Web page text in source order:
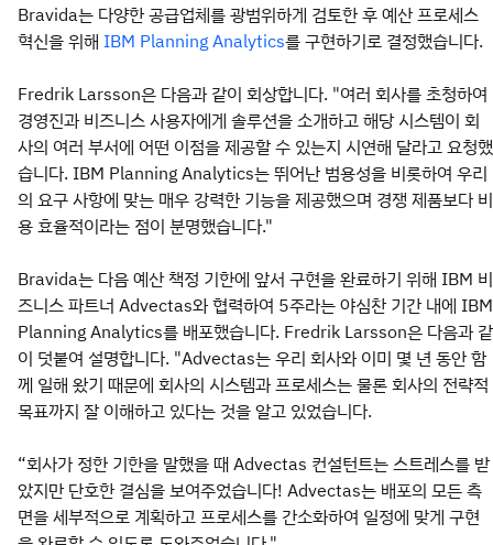
Bravida는 다양한 공급업체를 광범위하게 검토한 후 예산 프로세스
혁신을 위해 IBM Planning Analytics를 구현하기로 결정했습니다.
Fredrik Larsson은 다음과 같이 회상합니다. "여러 회사를 초청하여
경영진과 비즈니스 사용자에게 솔루션을 소개하고 해당 시스템이 회
사의 여러 부서에 어떤 이점을 제공할 수 있는지 시연해 달라고 요청했
습니다. IBM Planning Analytics는 뛰어난 범용성을 비롯하여 우리
의 요구 사항에 맞는 매우 강력한 기능을 제공했으며 경쟁 제품보다 비
용 효율적이라는 점이 분명했습니다."
Bravida는 다음 예산 책정 기한에 앞서 구현을 완료하기 위해 IBM 비
즈니스 파트너 Advectas와 협력하여 5주라는 야심찬 기간 내에 IBM
Planning Analytics를 배포했습니다. Fredrik Larsson은 다음과 같
이 덧붙여 설명합니다. "Advectas는 우리 회사와 이미 몇 년 동안 함
께 일해 왔기 때문에 회사의 시스템과 프로세스는 물론 회사의 전략적
목표까지 잘 이해하고 있다는 것을 알고 있었습니다.
“회사가 정한 기한을 말했을 때 Advectas 컨설턴트는 스트레스를 받
았지만 단호한 결심을 보여주었습니다! Advectas는 배포의 모든 측
면을 세부적으로 계획하고 프로세스를 간소화하여 일정에 맞게 구현